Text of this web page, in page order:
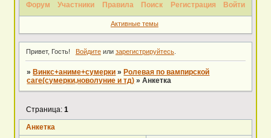
Форум Участники Правила Поиск Регистрация Войти
Активные темы
Привет, Гость! Войдитеили зарегистрируйтесь.
» Винкс+аниме+сумерки » Ролевая по вампирской
саге(сумерки,новолуние и тд) »Анкетка
Анкетка
Страница:1